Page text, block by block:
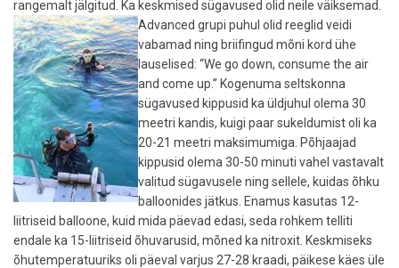
rangemalt jälgitud. Ka keskmised sügavused olid neile väiksemad.
Advanced grupi puhul olid reeglid veidi
vabamad ning briifingud mõni kord ühe
lauselised: “We go down, consume the air
and come up.” Kogenuma seltskonna
sügavused kippusid ka üldjuhul olema 30
meetri kandis, kuigi paar sukeldumist oli ka
20-21 meetri maksimumiga. Põhjaajad
kippusid olema 30-50 minuti vahel vastavalt
valitud sügavusele ning sellele, kuidas õhku
balloonides jätkus. Enamus kasutas 12-
liitriseid balloone, kuid mida päevad edasi, seda rohkem telliti
endale ka 15-liitriseid õhuvarusid, mõned ka nitroxit. Keskmiseks
õhutemperatuuriks oli päeval varjus 27-28 kraadi, päikese käes üle